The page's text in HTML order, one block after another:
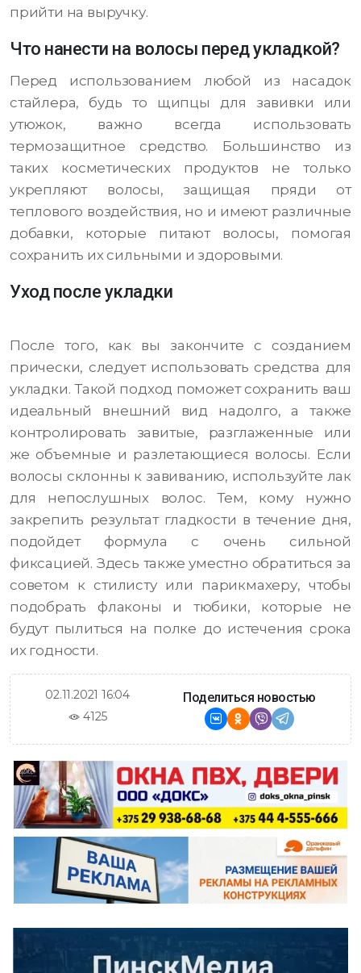
прийти на выручку.
Что нанести на волосы перед укладкой?
Перед использованием любой из насадок
стайлера, будь то щипцы для завивки или
утюжок, важно всегда использовать
термозащитное средство. Большинство из
таких косметических продуктов не только
укрепляют волосы, защищая пряди от
теплового воздействия, но и имеют различные
добавки, которые питают волосы, помогая
сохранить их сильными и здоровыми.
Уход после укладки
После того, как вы закончите с созданием
прически, следует использовать средства для
укладки. Такой подход поможет сохранить ваш
идеальный внешний вид надолго, а также
контролировать завитые, разглаженные или
же объемные и разлетающиеся волосы. Если
волосы склонны к завиванию, используйте лак
для непослушных волос. Тем, кому нужно
закрепить результат гладкости в течение дня,
подойдет формула с очень сильной
фиксацией. Здесь также уместно обратиться за
советом к стилисту или парикмахеру, чтобы
подобрать флаконы и тюбики, которые не
будут пылиться на полке до истечения срока
их годности.
02.11.2021 16:04
4125
Поделиться новостью